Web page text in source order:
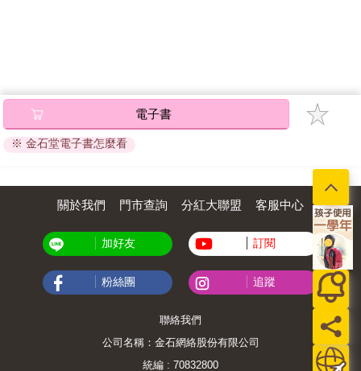
電子書
※ 金石堂電子書怎麼看
關於我們 門市查詢 分紅大聯盟 客服中心
加好友 訂閱
粉絲團 追蹤
聯絡我們
公司名稱：金石網絡股份有限公司
統編 : 70832800